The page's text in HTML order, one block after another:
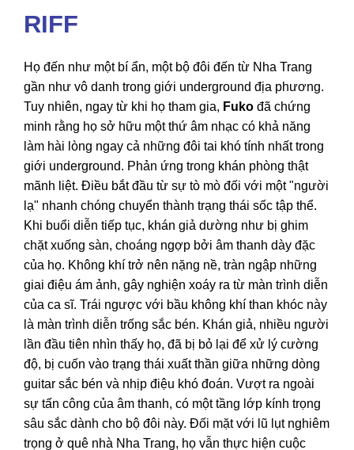
RIFF
Họ đến như một bí ẩn, một bộ đôi đến từ Nha Trang
gần như vô danh trong giới underground địa phương.
Tuy nhiên, ngay từ khi họ tham gia, Fuko đã chứng
minh rằng họ sở hữu một thứ âm nhạc có khả năng
làm hài lòng ngay cả những đôi tai khó tính nhất trong
giới underground. Phản ứng trong khán phòng thật
mãnh liệt. Điều bắt đầu từ sự tò mò đối với một "người
lạ" nhanh chóng chuyển thành trạng thái sốc tập thể.
Khi buổi diễn tiếp tục, khán giả dường như bị ghim
chặt xuống sàn, choáng ngợp bởi âm thanh dày đặc
của họ. Không khí trở nên nặng nề, tràn ngập những
giai điệu ám ảnh, gây nghiện xoáy ra từ màn trình diễn
của ca sĩ. Trái ngược với bầu không khí than khóc này
là màn trình diễn trống sắc bén. Khán giả, nhiều người
lần đầu tiên nhìn thấy họ, đã bị bỏ lại để xử lý cường
độ, bị cuốn vào trạng thái xuất thần giữa những dòng
guitar sắc bén và nhịp điệu khó đoán. Vượt ra ngoài
sự tấn công của âm thanh, có một tầng lớp kính trọng
sâu sắc dành cho bộ đôi này. Đối mặt với lũ lụt nghiêm
trọng ở quê nhà Nha Trang, họ vẫn thực hiện cuộc